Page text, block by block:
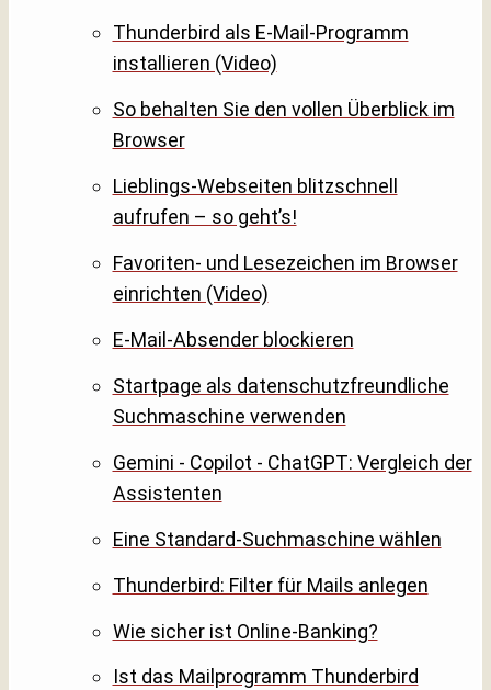
Thunderbird als E-Mail-Programm
installieren (Video)
So behalten Sie den vollen Überblick im
Browser
Lieblings-Webseiten blitzschnell
aufrufen – so geht’s!
Favoriten- und Lesezeichen im Browser
einrichten (Video)
E-Mail-Absender blockieren
Startpage als datenschutzfreundliche
Suchmaschine verwenden
Gemini - Copilot - ChatGPT: Vergleich der
Assistenten
Eine Standard-Suchmaschine wählen
Thunderbird: Filter für Mails anlegen
Wie sicher ist Online-Banking?
Ist das Mailprogramm Thunderbird